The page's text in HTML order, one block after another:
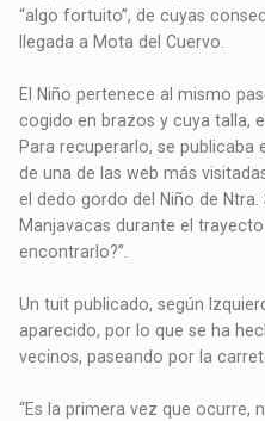
“algo fortuito”, de cuyas
llegada a Mota del Cuervo.
El Niño pertenece al mismo
cogido en brazos y cuya talla,
Para recuperarlo, se publicaba
de una de las web más
el dedo gordo del Niño de Ntra.
Manjavacas durante el
encontrarlo?”.
Un tuit publicado, según
aparecido, por lo que se ha
vecinos, paseando por la
“Es la primera vez que ocurre,